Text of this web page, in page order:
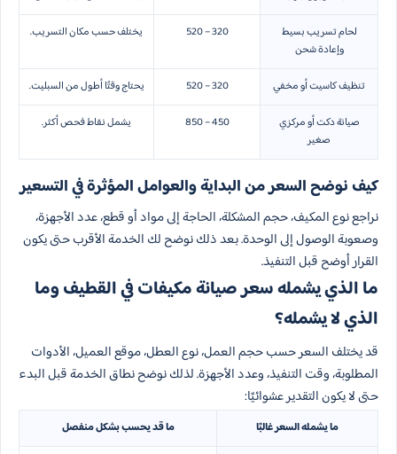
لحام تسريب بسيط
وإعادة شحن
320 – 520 يختلف حسب مكان التسريب.
تنظيف كاسيت أو مخفي 320 – 520
يحتاج وقتًا أطول من السبليت.
صيانة دكت أو مركزي
صغير
450 – 850 يشمل نقاط فحص أكثر.
كيف نوضح السعر من البداية والعوامل المؤثرة في التسعير
نراجع نوع المكيف، حجم المشكلة، الحاجة إلى مواد أو قطع، عدد الأجهزة،
وصعوبة الوصول إلى الوحدة. بعد ذلك نوضح لك الخدمة الأقرب حتى يكون
القرار أوضح قبل التنفيذ.
ما الذي يشمله سعر صيانة مكيفات في القطيف وما
الذي لا يشمله؟
قد يختلف السعر حسب حجم العمل، نوع العطل، موقع العميل، الأدوات
المطلوبة، وقت التنفيذ، وعدد الأجهزة. لذلك نوضح نطاق الخدمة قبل البدء
حتى لا يكون التقدير عشوائيًا:
ما يشمله السعر غالبًا
ما قد يحسب بشكل منفصل